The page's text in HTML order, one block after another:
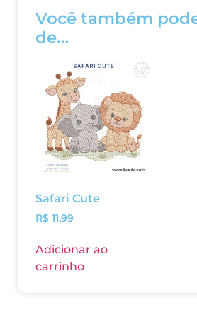
Você também
de…
Safari Cute
R$ 11,99
Adicionar ao
carrinho